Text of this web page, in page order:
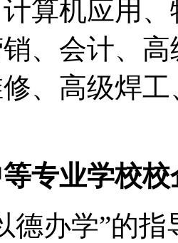
算机应用
、会计、
、高级焊
专业学校校
德办学”的